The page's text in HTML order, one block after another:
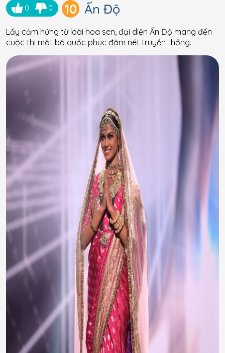
0 0 10 Ấn Độ
Lấy cảm hứng từ loài hoa sen, đại diện Ấn Độ mang đến
cuộc thi một bộ quốc phục đậm nét truyền thống.